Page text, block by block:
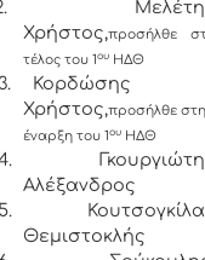
Χρήστος,προσήλθε
τέλος του 1ου ΗΔΘ
3.
Κορδώσης
Χρήστος,προσήλθε
έναρξη του 1ου ΗΔΘ
Αλέξανδρος
5.
Θεμιστοκλής